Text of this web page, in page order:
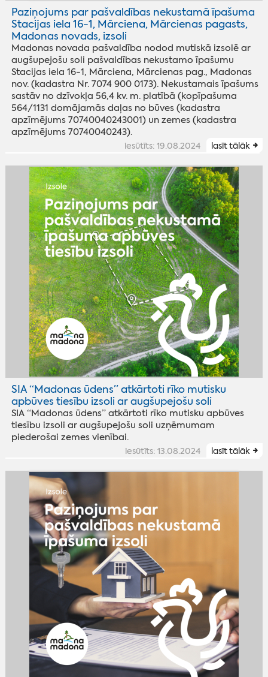
Paziņojums par pašvaldības nekustamā īpašuma
Stacijas iela 16-1, Mārciena, Mārcienas pagasts,
Madonas novads, izsoli
Madonas novada pašvaldība nodod mutiskā izsolē ar
augšupejošu soli pašvaldības nekustamo īpašumu
Stacijas iela 16-1, Mārciena, Mārcienas pag., Madonas
nov. (kadastra Nr. 7074 900 0173). Nekustamais īpašums
sastāv no dzīvokļa 56,4 kv. m. platībā (kopīpašuma
564/1131 domājamās daļas no būves (kadastra
apzīmējums 70740040243001) un zemes (kadastra
apzīmējums 70740040243).
iesūtīts: 19.08.2024 lasīt tālāk
SIA “Madonas ūdens” atkārtoti rīko mutisku
apbūves tiesību izsoli ar augšupejošu soli
SIA “Madonas ūdens” atkārtoti rīko mutisku apbūves
tiesību izsoli ar augšupejošu soli uzņēmumam
piederošai zemes vienībai.
iesūtīts: 13.08.2024 lasīt tālāk